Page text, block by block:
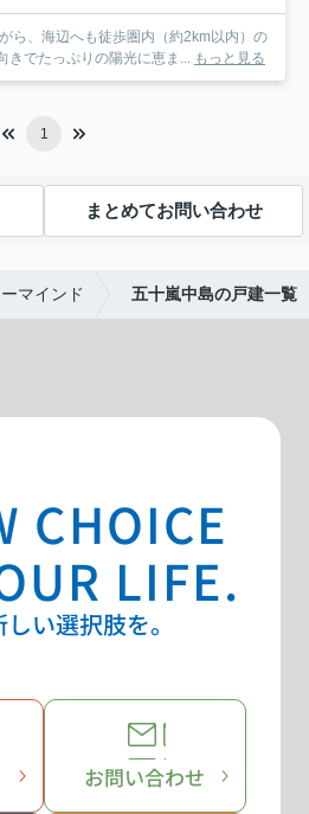
ら、海辺へも徒歩圏内（約2km以内）の
きでたっぷりの陽光に恵ま...
もっと見る
1
まとめてお問い合わせ
マインド 五十嵐中島の戸建一覧
CHOICE
LIFE.
い選択肢を。
お問い合わせ